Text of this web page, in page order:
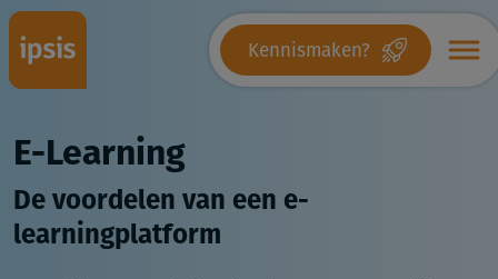
Kennismaken?
E-Learning
De voordelen van een e-
learningplatform